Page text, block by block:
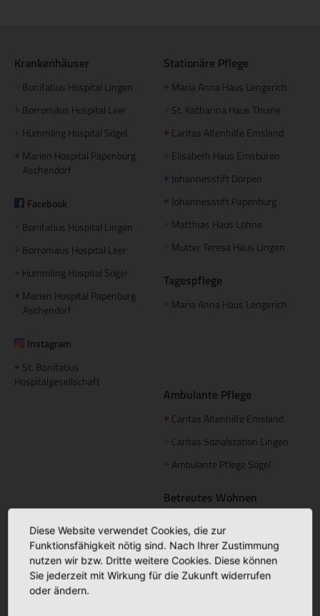
Krankenhäuser
+ Bonifatius Hospital Lingen
+ Borromäus Hospital Leer
+ Hümmling Hospital Sögel
+ Marien Hospital Papenburg
Aschendorf
Facebook
+ Bonifatius Hospital Lingen
+ Borromäus Hospital Leer
+ Hümmling Hospital Sögel
+ Marien Hospital Papenburg
Aschendorf
Instagram
St. Bonifatius
Hospitalgesellschaft
Stationäre Pflege
+ Maria Anna Haus Lengerich
+ St. Katharina Haus Thuine
+ Caritas Altenhilfe Emsland
Elisabeth Haus Emsbüren
+ Johannesstift Dörpen
+ Johannesstift Papenburg
+ Matthias Haus Lohne
+ Mutter Teresa Haus Lingen
Tagespflege
+ Maria Anna Haus Lengerich
Ambulante Pflege
+ Caritas Altenhilfe Emsland
+ Caritas Sozialstation Lingen
+ Ambulante Pflege Sögel
Betreutes Wohnen
Elisabeth Haus Emsbüren
Palliative Betreuung
Diese Website verwendet Cookies, die zur
Funktionsfähigkeit nötig sind. Nach Ihrer Zustimmung
nutzen wir bzw. Dritte weitere Cookies. Diese können
Sie jederzeit mit Wirkung für die Zukunft widerrufen
oder ändern.